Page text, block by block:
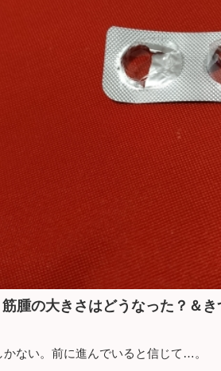
腫の大きさはどうなった？＆
ない。前に進んでいると信じて…。